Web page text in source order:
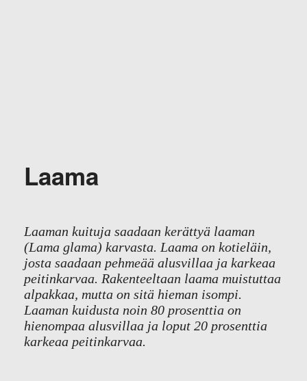
Laama
Laaman kuituja saadaan kerättyä laaman
(Lama glama) karvasta. Laama on kotieläin,
josta saadaan pehmeää alusvillaa ja karkeaa
peitinkarvaa. Rakenteeltaan laama muistuttaa
alpakkaa, mutta on sitä hieman isompi.
Laaman kuidusta noin 80 prosenttia on
hienompaa alusvillaa ja loput 20 prosenttia
karkeaa peitinkarvaa.